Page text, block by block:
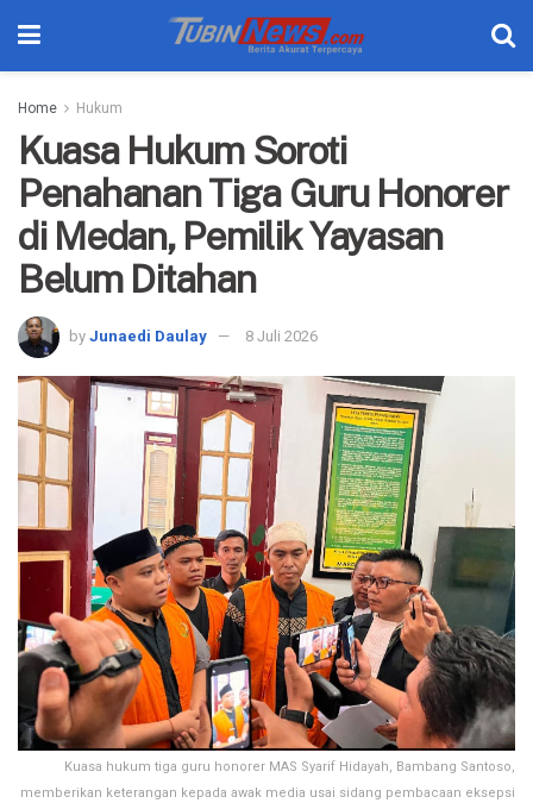
Home Hukum
Kuasa Hukum Soroti
Penahanan Tiga Guru Honorer
di Medan, Pemilik Yayasan
Belum Ditahan
by Junaedi Daulay 8 Juli 2026
‎Kuasa hukum tiga guru honorer MAS Syarif Hidayah, Bambang Santoso,
memberikan keterangan kepada awak media usai sidang pembacaan eksepsi